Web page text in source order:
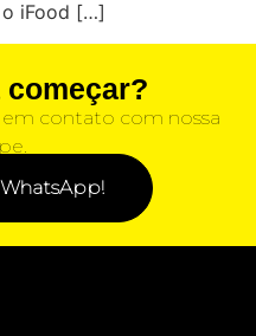
o iFood […]
em contato com nossa